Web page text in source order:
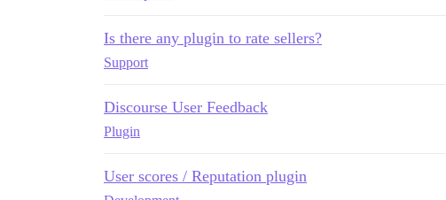
Is there any plugin to rate sellers?
Support
Discourse User Feedback
Plugin
User scores / Reputation plugin